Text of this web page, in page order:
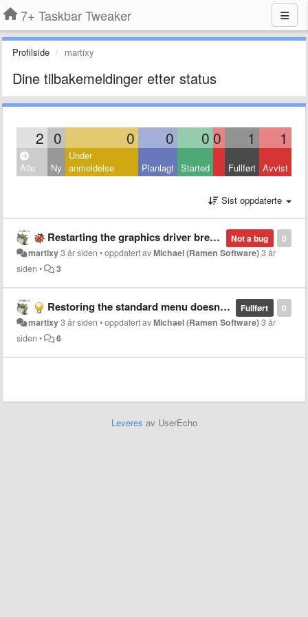
7+ Taskbar Tweaker
Profilside martixy
Dine tilbakemeldinger etter status
2 0 0 0 0 0 1 1
Alle Ny
Under
anmeldelse
Planlagt Started Fullført Avvist
Sist oppdaterte
0
Not a bug
Restarting the graphics driver breaks right click menu on second monitor taskbar
martixy3 år siden •oppdatert avMichael (Ramen Software)3 år
siden • 3
0
Fullført
Restoring the standard menu doesn't work on newer 7tt versions with StartIsBack
martixy3 år siden •oppdatert avMichael (Ramen Software)3 år
siden • 6
Leveres av UserEcho